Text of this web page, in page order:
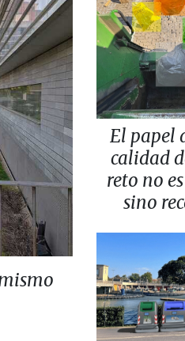
El papel
calidad
reto no
sino